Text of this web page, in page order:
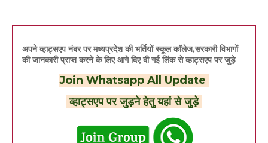
अपने व्हाट्सएप नंबर पर मध्यप्रदेश की भर्तियों स्कूल कॉलेज,सरकारी विभागों
की जानकारी प्राप्त करने के लिए आगे दिए दी गई लिंक से व्हाट्सएप पर जुड़े
Join Whatsapp All Update
व्हाट्सएप पर जुड़ने हेतु यहां से जुड़े